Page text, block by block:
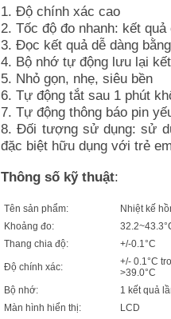
1. Độ chính xác cao
2. Tốc độ đo nhanh: kết
3. Đọc kết quả dễ dàng
4. Bộ nhớ tự động lưu lại
5. Nhỏ gọn, nhẹ, siêu bền
6. Tự động tắt sau 1 phút
7. Tự động thông báo pin
8. Đối tượng sử dụng: sử
đặc biệt hữu dụng với trẻ
Thông số kỹ thuật:
Tên sản phẩm:
Nhiệt kế
Khoảng đo:
Thang chia độ:
+/-0.1°C
Độ chính xác:
+/- 0.1°C
>39.0°C
Bộ nhớ:
1 kết quả
Màn hình hiển thị:
LCD